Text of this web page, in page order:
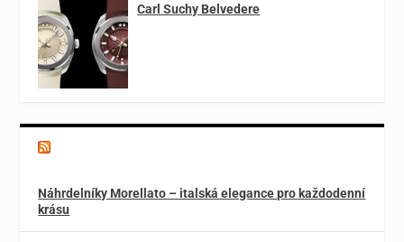
Carl Suchy Belvedere
Náhrdelníky Morellato – italská elegance pro každodenní
krásu